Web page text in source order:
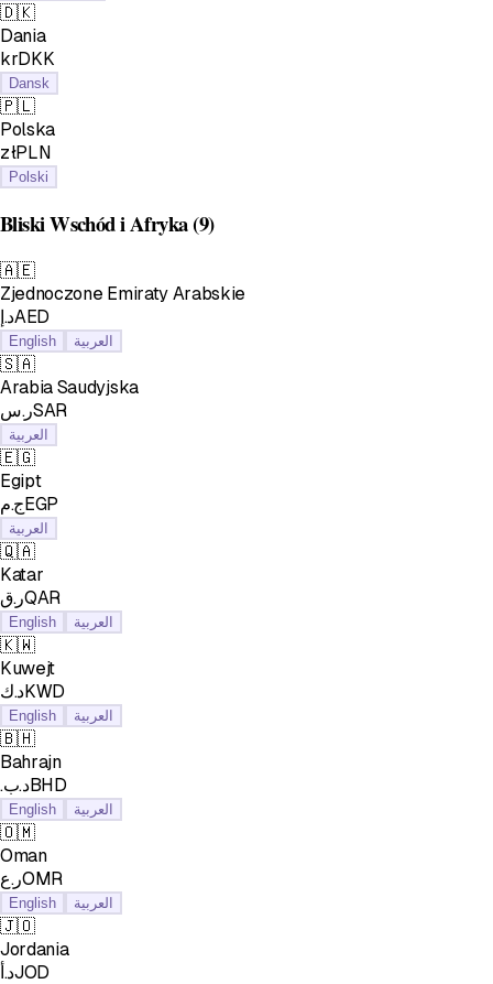
🇩🇰
Dania
krDKK
Dansk
🇵🇱
Polska
złPLN
Polski
Bliski Wschód i Afryka(9)
🇦🇪
Zjednoczone Emiraty Arabskie
د.إAED
English العربية
🇸🇦
Arabia Saudyjska
ر.سSAR
العربية
🇪🇬
Egipt
ج.مEGP
العربية
🇶🇦
Katar
ر.قQAR
English العربية
🇰🇼
Kuwejt
د.كKWD
English العربية
🇧🇭
Bahrajn
.د.بBHD
English العربية
🇴🇲
Oman
ر.عOMR
English العربية
🇯🇴
Jordania
د.أJOD